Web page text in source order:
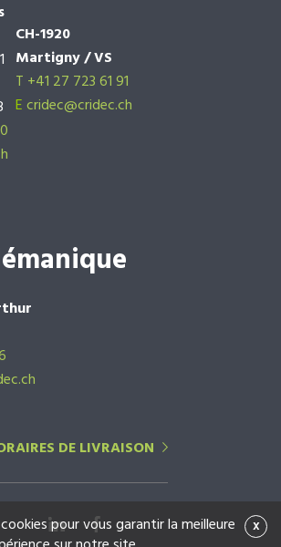
CH-1920
Martigny / VS
T +41 27 723 61 91
Ecridec@cridec.ch
DE LIVRAISON
x
pour vous garantir la meilleure